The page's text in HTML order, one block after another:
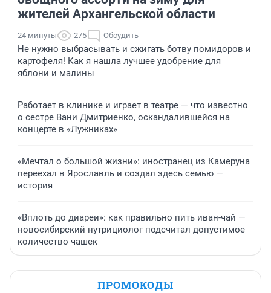
жителей Архангельской области
24 минуты 275 Обсудить
Не нужно выбрасывать и сжигать ботву помидоров и
картофеля! Как я нашла лучшее удобрение для
яблони и малины
Работает в клинике и играет в театре — что известно
о сестре Вани Дмитриенко, оскандалившейся на
концерте в «Лужниках»
«Мечтал о большой жизни»: иностранец из Камеруна
переехал в Ярославль и создал здесь семью —
история
«Вплоть до диареи»: как правильно пить иван-чай —
новосибирский нутрициолог подсчитал допустимое
количество чашек
ПРОМОКОДЫ